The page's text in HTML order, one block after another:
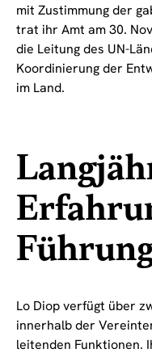
mit Zustimmung der
trat ihr Amt am 30.
die Leitung des UN-
Koordinierung der
im Land.
Lo Diop verfügt über
innerhalb der
leitenden Funktionen.